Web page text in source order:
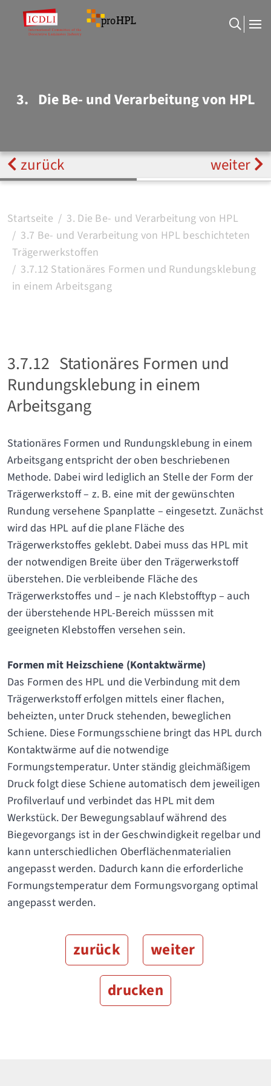
3. Die Be- und Verarbeitung von HPL
zurück weiter
Startseite
3. Die Be- und Verarbeitung von HPL
3.7 Be- und Verarbeitung von HPL beschichteten
Trägerwerkstoffen
3.7.12 Stationäres Formen und Rundungsklebung
in einem Arbeitsgang
3.7.12 Stationäres Formen und
Rundungsklebung in einem
Arbeitsgang
Stationäres Formen und Rundungsklebung in einem
Arbeitsgang entspricht der oben beschriebenen
Methode. Dabei wird lediglich an Stelle der Form der
Trägerwerkstoff – z. B. eine mit der gewünschten
Rundung versehene Spanplatte – eingesetzt. Zunächst
wird das HPL auf die plane Fläche des
Trägerwerkstoffes geklebt. Dabei muss das HPL mit
der notwendigen Breite über den Trägerwerkstoff
überstehen. Die verbleibende Fläche des
Trägerwerkstoffes und – je nach Klebstofftyp – auch
der überstehende HPL-Bereich müsssen mit
geeigneten Klebstoffen versehen sein.
Formen mit Heizschiene (Kontaktwärme)
Das Formen des HPL und die Verbindung mit dem
Trägerwerkstoff erfolgen mittels einer flachen,
beheizten, unter Druck stehenden, beweglichen
Schiene. Diese Formungsschiene bringt das HPL durch
Kontaktwärme auf die notwendige
Formungstemperatur. Unter ständig gleichmäßigem
Druck folgt diese Schiene automatisch dem jeweiligen
Profilverlauf und verbindet das HPL mit dem
Werkstück. Der Bewegungsablauf während des
Biegevorgangs ist in der Geschwindigkeit regelbar und
kann unterschiedlichen Oberflächenmaterialien
angepasst werden. Dadurch kann die erforderliche
Formungstemperatur dem Formungsvorgang optimal
angepasst werden.
zurück
weiter
drucken